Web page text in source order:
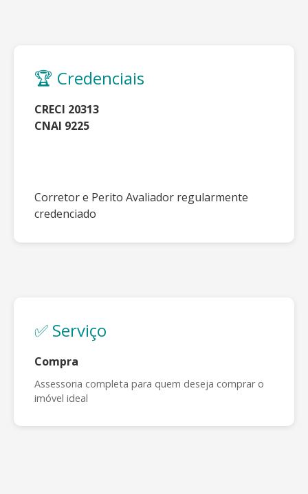
🏆 Credenciais
CRECI 20313
CNAI 9225
Corretor e Perito Avaliador regularmente
credenciado
✅ Serviço
Compra
Assessoria completa para quem deseja comprar o
imóvel ideal